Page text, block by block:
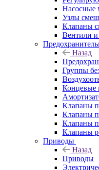
Насосные
Узлы
Клапаны
Вентили и
Назад
Группы
Концевые
Клапаны
Клапаны
Клапаны
Клапаны
Приводы
Назад
Приводы